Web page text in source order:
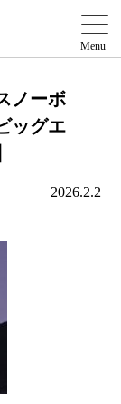
ノーボ
ッグエ
2026.2.2